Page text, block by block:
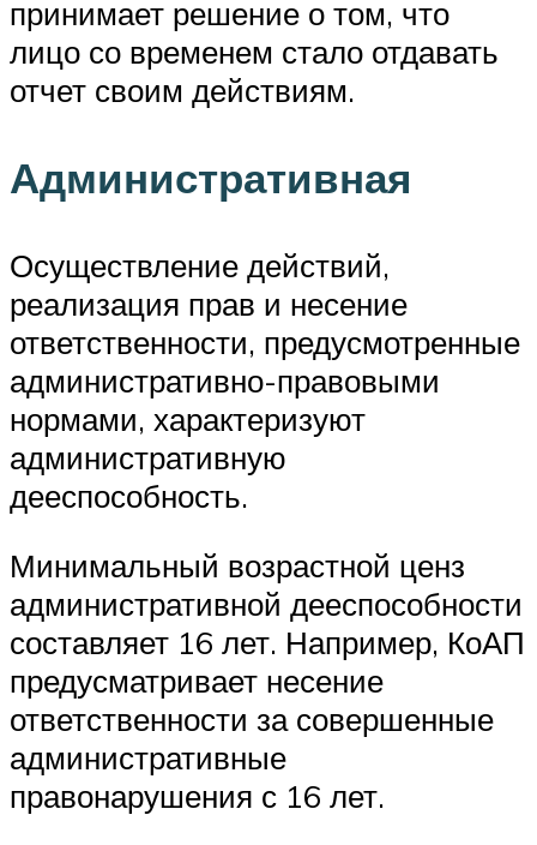
принимает решение о том, что
лицо со временем стало отдавать
отчет своим действиям.
Административная
Осуществление действий,
реализация прав и несение
ответственности, предусмотренные
административно-правовыми
нормами, характеризуют
административную
дееспособность.
Минимальный возрастной ценз
административной дееспособности
составляет 16 лет. Например, КоАП
предусматривает несение
ответственности за совершенные
административные
правонарушения с 16 лет.